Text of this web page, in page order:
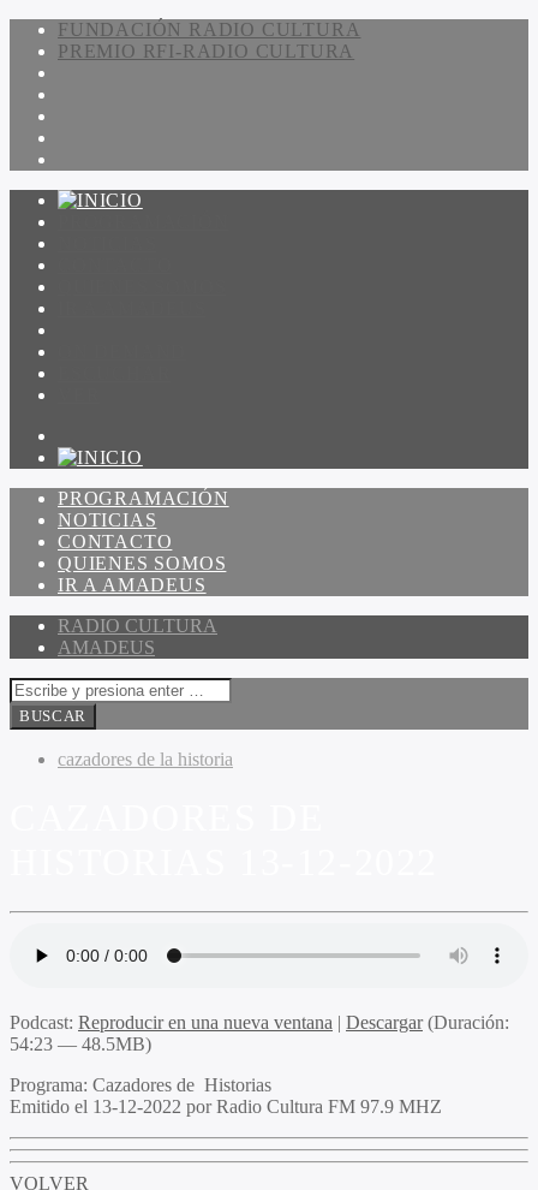
FUNDACIÓN RADIO CULTURA
PREMIO RFI-RADIO CULTURA
PROGRAMACIÓN
NOTICIAS
CONTACTO
QUIENES SOMOS
IR A AMADEUS
RADIO CULTURA
AMADEUS
cazadores de la historia
Podcast: Reproducir en una nueva ventana | Descargar(Duración:
54:23 — 48.5MB)
Programa: Cazadores de Historias
Emitido el 13-12-2022 por Radio Cultura FM 97.9 MHZ
VOLVER